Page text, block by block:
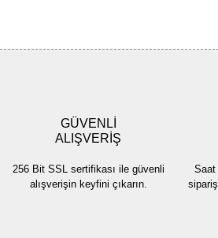
Ürün bilgilerinde hatalar bulunuyor.
Ürün fiyatı diğer sitelerden daha pahalı.
Bu ürüne benzer farklı alternatifler olmalı.
GÜVENLİ
ALIŞVERİŞ
256 Bit SSL sertifikası ile güvenli
alışverişin keyfini çıkarın.
Saat